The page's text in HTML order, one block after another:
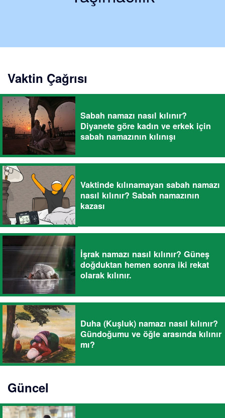
Vaktin Çağrısı
Sabah namazı nasıl kılınır?
Diyanete göre kadın ve erkek için
sabah namazının kılınışı
Vaktinde kılınamayan sabah namazı
nasıl kılınır? Sabah namazının
kazası
İşrak namazı nasıl kılınır? Güneş
doğduktan hemen sonra iki rekat
olarak kılınır.
Duha (Kuşluk) namazı nasıl kılınır?
Gündoğumu ve öğle arasında kılınır
mı?
Güncel